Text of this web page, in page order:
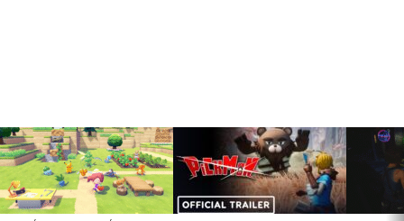
LATEST
STORIES